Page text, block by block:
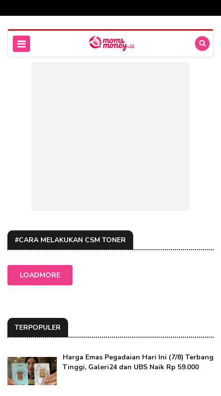
#CARA MELAKUKAN CSM TONER
LOADMORE
TERPOPULER
Harga Emas Pegadaian Hari Ini (7/8) Terbang
Tinggi, Galeri24 dan UBS Naik Rp 59.000